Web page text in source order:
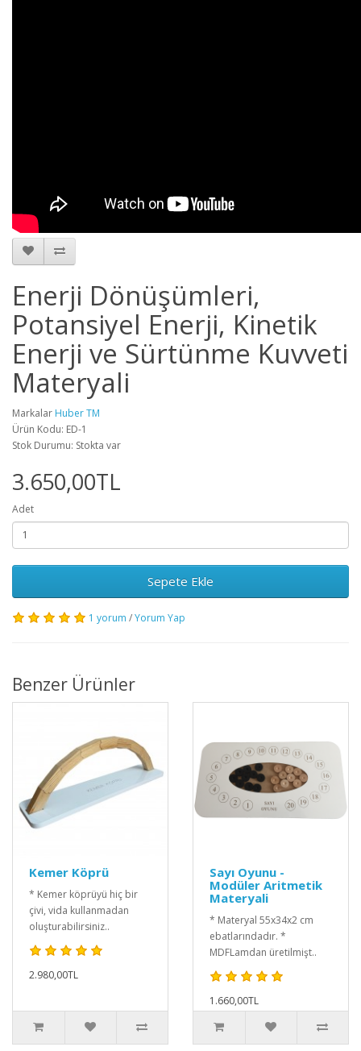
Enerji Dönüşümleri,
Potansiyel Enerji, Kinetik
Enerji ve Sürtünme Kuvveti
Materyali
Markalar Huber TM
Ürün Kodu: ED-1
Stok Durumu: Stokta var
3.650,00TL
Adet
Sepete Ekle
1 yorum /Yorum Yap
Benzer Ürünler
Kemer Köprü
* Kemer köprüyü hiç bir
çivi, vida kullanmadan
oluşturabilirsiniz..
2.980,00TL
Sayı Oyunu -
Modüler Aritmetik
Materyali
* Materyal 55x34x2 cm
ebatlarındadır. *
MDFLamdan üretilmişt..
1.660,00TL